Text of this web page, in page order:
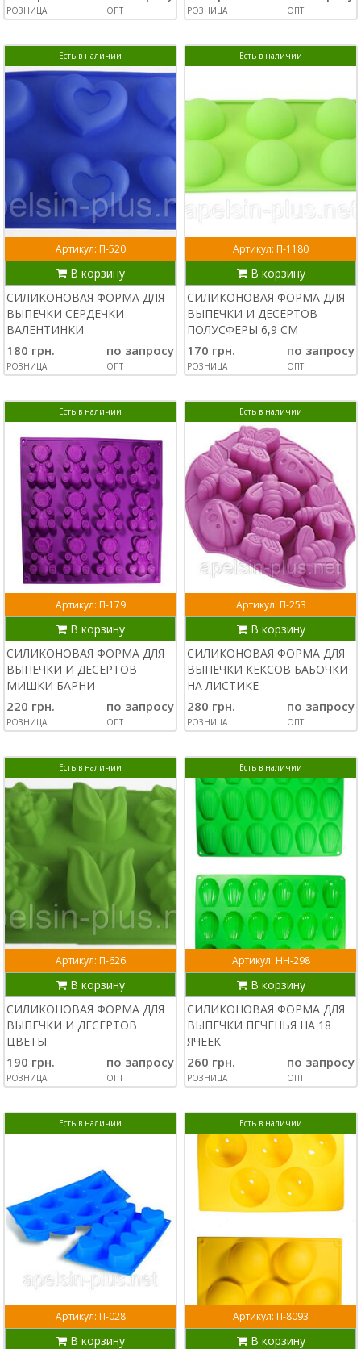
РОЗНИЦА ОПТ РОЗНИЦА ОПТ
Есть в наличии
Артикул: П-520
В корзину
СИЛИКОНОВАЯ ФОРМА ДЛЯ
ВЫПЕЧКИ СЕРДЕЧКИ
ВАЛЕНТИНКИ
180 грн.
РОЗНИЦА
по запросу
ОПТ
Есть в наличии
Артикул: П-1180
В корзину
СИЛИКОНОВАЯ ФОРМА ДЛЯ
ВЫПЕЧКИ И ДЕСЕРТОВ
ПОЛУСФЕРЫ 6,9 СМ
170 грн.
РОЗНИЦА
по запросу
ОПТ
Есть в наличии
Артикул: П-179
В корзину
СИЛИКОНОВАЯ ФОРМА ДЛЯ
ВЫПЕЧКИ И ДЕСЕРТОВ
МИШКИ БАРНИ
220 грн.
РОЗНИЦА
по запросу
ОПТ
Есть в наличии
Артикул: П-253
В корзину
СИЛИКОНОВАЯ ФОРМА ДЛЯ
ВЫПЕЧКИ КЕКСОВ БАБОЧКИ
НА ЛИСТИКЕ
280 грн.
РОЗНИЦА
по запросу
ОПТ
Есть в наличии
Артикул: П-626
В корзину
СИЛИКОНОВАЯ ФОРМА ДЛЯ
ВЫПЕЧКИ И ДЕСЕРТОВ
ЦВЕТЫ
190 грн.
РОЗНИЦА
по запросу
ОПТ
Есть в наличии
Артикул: НН-298
В корзину
СИЛИКОНОВАЯ ФОРМА ДЛЯ
ВЫПЕЧКИ ПЕЧЕНЬЯ НА 18
ЯЧЕЕК
260 грн.
РОЗНИЦА
по запросу
ОПТ
Есть в наличии
Артикул: П-028
В корзину
Есть в наличии
Артикул: П-8093
В корзину